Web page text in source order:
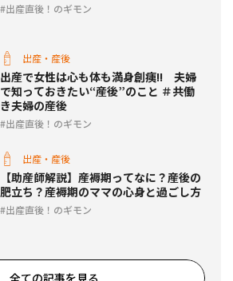
出産直後！のギモン
出産・産後
出産で女性は心も体も満身創痍!! 夫婦
で知っておきたい“産後”のこと ＃共働
き夫婦の産後
出産直後！のギモン
出産・産後
【助産師解説】産褥期ってなに？産後の
肥立ち？産褥期のママの心身と過ごし方
出産直後！のギモン
全ての記事を見る